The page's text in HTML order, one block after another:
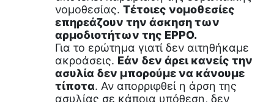
νομοθεσίας. Τέτοιες νομοθεσίες
επηρεάζουν την άσκηση των
αρμοδιοτήτων της EPPO.
Για το ερώτημα γιατί δεν αιτηθήκαμε
ακροάσεις. Εάν δεν άρει κανείς την
ασυλία δεν μπορούμε να κάνουμε
τίποτα. Αν απορριφθεί η άρση της
ασυλίας σε κάποια υπόθεση, δεν